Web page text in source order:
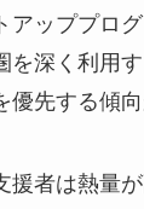
アッププロ
を深く利用
優先する傾向
援者は熱量